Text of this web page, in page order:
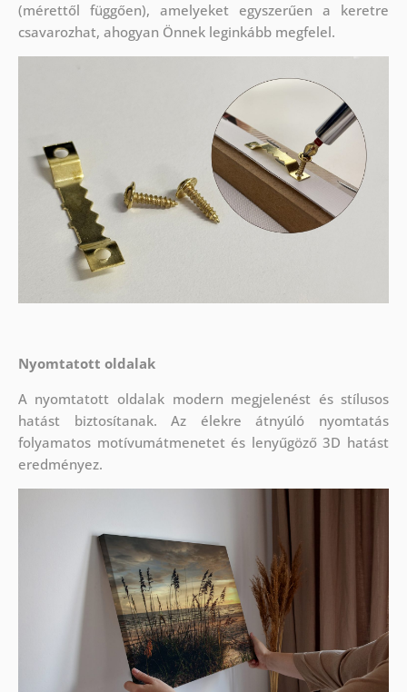
(mérettől függően), amelyeket egyszerűen a keretre
csavarozhat, ahogyan Önnek leginkább megfelel.
Nyomtatott oldalak
A nyomtatott oldalak modern megjelenést és stílusos
hatást biztosítanak. Az élekre átnyúló nyomtatás
folyamatos motívumátmenetet és lenyűgöző 3D hatást
eredményez.